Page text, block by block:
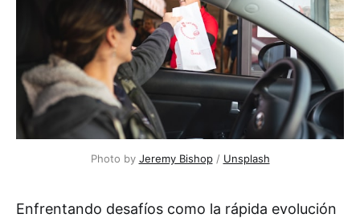
Photo by Jeremy Bishop / Unsplash
Enfrentando desafíos como la rápida evolución